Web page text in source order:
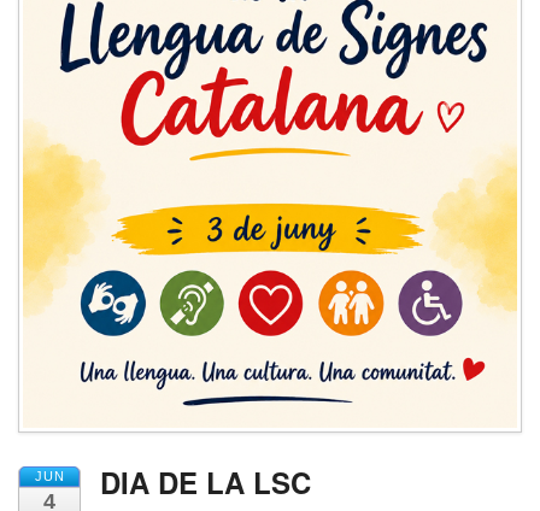
JUN
4 DIA DE LA LSC